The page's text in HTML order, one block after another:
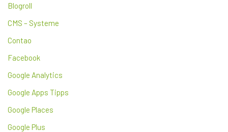
Blogroll
CMS – Systeme
Contao
Facebook
Google Analytics
Google Apps Tipps
Google Places
Google Plus